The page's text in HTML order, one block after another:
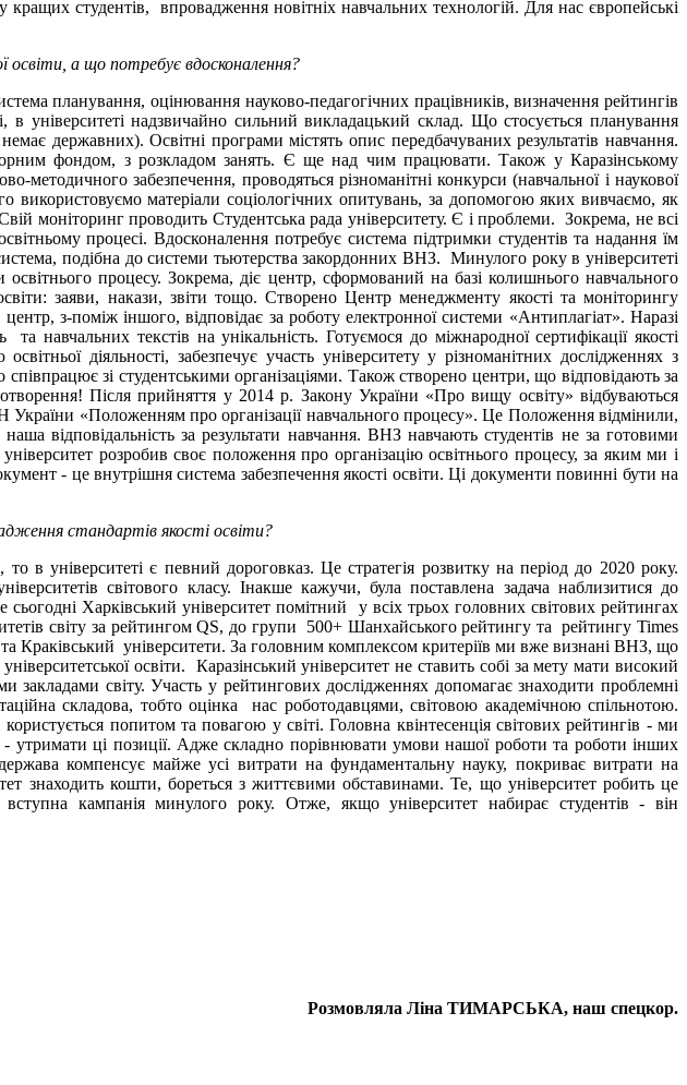
студентів, впровадження новітніх навчальних технологій. Для нас європейські
освіти, а що потребує вдосконалення?
планування, оцінювання науково-педагогічних працівників, визначення рейтингів
в університеті надзвичайно сильний викладацький склад. Що стосується планування
державних). Освітні програми містять опис передбачуваних результатів навчання.
фондом, з розкладом занять. Є ще над чим працювати. Також у Каразінському
методичного забезпечення, проводяться різноманітні конкурси (навчальної і наукової
використовуємо матеріали соціологічних опитувань, за допомогою яких вивчаємо, як
моніторинг проводить Студентська рада університету. Є і проблеми. Зокрема, не всі
процесі. Вдосконалення потребує система підтримки студентів та надання їм
подібна до системи тьютерства закордонних ВНЗ. Минулого року в університеті
процесу. Зокрема, діє центр, сформований на базі колишнього навчального
заяви, накази, звіти тощо. Створено Центр менеджменту якості та моніторингу
з-поміж іншого, відповідає за роботу електронної системи «Антиплагіат». Наразі
навчальних текстів на унікальність. Готуємося до міжнародної сертифікації якості
діяльності, забезпечує участь університету у різноманітних дослідженнях з
зі студентськими організаціями. Також створено центри, що відповідають за
Після прийняття у 2014 р. Закону України «Про вищу освіту» відбуваються
«Положенням про організації навчального процесу». Це Положення відмінили,
відповідальність за результати навчання. ВНЗ навчають студентів не за готовими
розробив своє положення про організацію освітнього процесу, за яким ми і
- це внутрішня система забезпечення якості освіти. Ці документи повинні бути на
стандартів якості освіти?
в університеті є певний дороговказ. Це стратегія розвитку на період до 2020 року.
світового класу. Інакше кажучи, була поставлена задача наблизитися до
Харківський університет помітний у всіх трьох головних світових рейтингах
світу за рейтингом QS, до групи 500+ Шанхайського рейтингу та рейтингу Times
Краківський університети. За головним комплексом критеріїв ми вже визнані ВНЗ, що
освіти. Каразінський університет не ставить собі за мету мати високий
світу. Участь у рейтингових дослідженнях допомагає знаходити проблемні
складова, тобто оцінка нас роботодавцями, світовою академічною спільнотою.
попитом та повагою у світі. Головна квінтесенція світових рейтингів - ми
- утримати ці позиції. Адже складно порівнювати умови нашої роботи та роботи інших
компенсує майже усі витрати на фундаментальну науку, покриває витрати на
знаходить кошти, бореться з життєвими обставинами. Те, що університет робить це
кампанія минулого року. Отже, якщо університет набирає студентів - він
Розмовляла Ліна ТИМАРСЬКА, наш спецкор.